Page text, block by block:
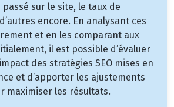
sur le site, le taux de
encore. En analysant ces
et en les comparant aux
il est possible d’évaluer
des stratégies SEO mises en
et d’apporter les ajustements
maximiser les résultats.